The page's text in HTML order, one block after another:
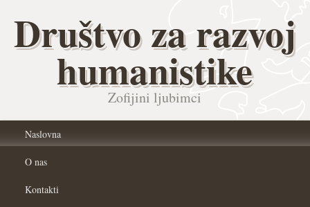
Društvo za razvoj
humanistike
Zofijini ljubimci
Naslovna
O nas
Kontakti